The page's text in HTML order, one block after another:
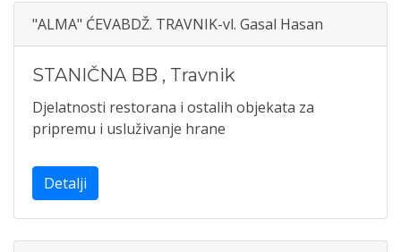
"ALMA" ĆEVABDŽ. TRAVNIK-vl. Gasal Hasan
STANIČNA BB , Travnik
Djelatnosti restorana i ostalih objekata za
pripremu i usluživanje hrane
Detalji